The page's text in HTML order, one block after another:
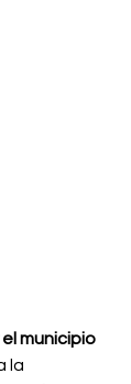
municipio
la